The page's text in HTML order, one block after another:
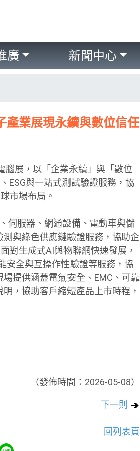
廣 新聞中心
產業展現永續與數位信任
腦展，以「企業永續」與「數位
ESG與一站式測試驗證服務，協
市場布局。
伺服器、網通設備、電動車與儲
與綠色供應鏈驗證服務，協助企
對生成式AI與物聯網快速發展，
安全與互操作性驗證等服務，協
提供涵蓋電氣安全、EMC、可靠
，協助客戶縮短產品上市時程，
（發佈時間：2026-05-08）
下一則
回列表頁